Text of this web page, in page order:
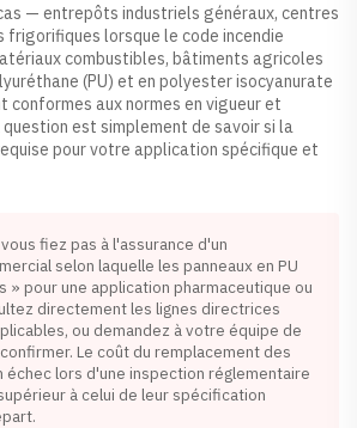
— entrepôts industriels généraux, centres
lorsque le code incendie
combustibles, bâtiments agricoles
(PU) et en polyester isocyanurate
conformes aux normes en vigueur et
est simplement de savoir si la
pour votre application spécifique et
fiez pas à l'assurance d'un
selon laquelle les panneaux en PU
» pour une application pharmaceutique ou
directement les lignes directrices
ou demandez à votre équipe de
Le coût du remplacement des
échec lors d'une inspection réglementaire
à celui de leur spécification